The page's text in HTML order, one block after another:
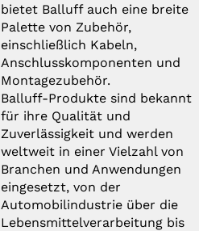
bietet Balluff auch eine breite
Palette von Zubehör,
einschließlich Kabeln,
Anschlusskomponenten und
Montagezubehör.
Balluff-Produkte sind bekannt
für ihre Qualität und
Zuverlässigkeit und werden
weltweit in einer Vielzahl von
Branchen und Anwendungen
eingesetzt, von der
Automobilindustrie über die
Lebensmittelverarbeitung bis